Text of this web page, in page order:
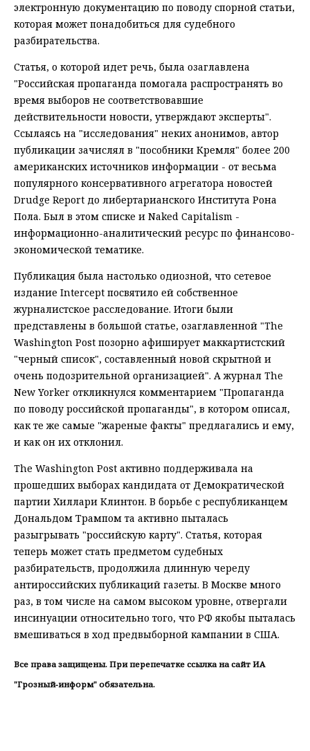
электронную документацию по поводу спорной статьи,
которая может понадобиться для судебного
разбирательства.
Статья, о которой идет речь, была озаглавлена
"Российская пропаганда помогала распространять во
время выборов не соответствовавшие
действительности новости, утверждают эксперты".
Ссылаясь на "исследования" неких анонимов, автор
публикации зачислял в "пособники Кремля" более 200
американских источников информации - от весьма
популярного консервативного агрегатора новостей
Drudge Report до либертарианского Института Рона
Пола. Был в этом списке и Naked Capitalism -
информационно-аналитический ресурс по финансово-
экономической тематике.
Публикация была настолько одиозной, что сетевое
издание Intercept посвятило ей собственное
журналистское расследование. Итоги были
представлены в большой статье, озаглавленной "The
Washington Post позорно афиширует маккартистский
"черный список", составленный новой скрытной и
очень подозрительной организацией". А журнал The
New Yorker откликнулся комментарием "Пропаганда
по поводу российской пропаганды", в котором описал,
как те же самые "жареные факты" предлагались и ему,
и как он их отклонил.
The Washington Post активно поддерживала на
прошедших выборах кандидата от Демократической
партии Хиллари Клинтон. В борьбе с республиканцем
Дональдом Трампом та активно пыталась
разыгрывать "российскую карту". Статья, которая
теперь может стать предметом судебных
разбирательств, продолжила длинную череду
антироссийских публикаций газеты. В Москве много
раз, в том числе на самом высоком уровне, отвергали
инсинуации относительно того, что РФ якобы пыталась
вмешиваться в ход предвыборной кампании в США.
Все права защищены. При перепечатке ссылка на сайт ИА
"Грозный-информ" обязательна.